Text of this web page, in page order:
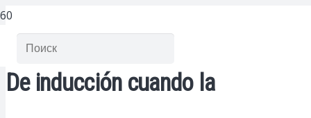
De inducción cuando la